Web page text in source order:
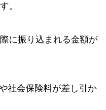
。
に振り込まれる金額が
社会保険料が差し引か